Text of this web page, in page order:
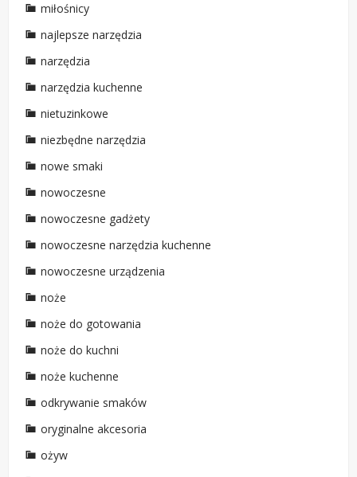
miłośnicy
najlepsze narzędzia
narzędzia
narzędzia kuchenne
nietuzinkowe
niezbędne narzędzia
nowe smaki
nowoczesne
nowoczesne gadżety
nowoczesne narzędzia kuchenne
nowoczesne urządzenia
noże
noże do gotowania
noże do kuchni
noże kuchenne
odkrywanie smaków
oryginalne akcesoria
ożyw